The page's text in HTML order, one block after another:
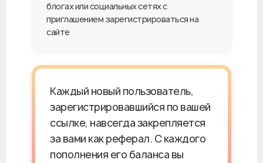
блогах или социальных сетях с
приглашением зарегистрироваться на
сайте
Каждый новый пользователь,
зарегистрировавшийся по вашей
ссылке, навсегда закрепляется
за вами как реферал. С каждого
пополнения его баланса вы